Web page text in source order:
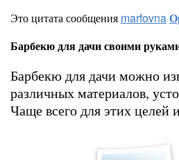
Это цитата сообщения marfovna
Барбекю для дачи своими
Барбекю для дачи можно
различных материалов,
Чаще всего для этих целей